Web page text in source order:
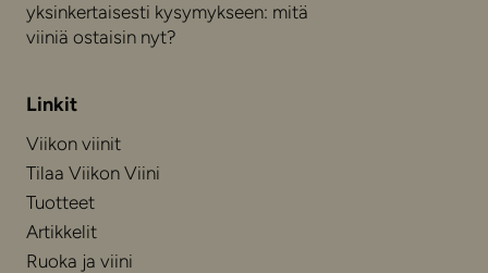
yksinkertaisesti kysymykseen: mitä
viiniä ostaisin nyt?
Linkit
Viikon viinit
Tilaa Viikon Viini
Tuotteet
Artikkelit
Ruoka ja viini